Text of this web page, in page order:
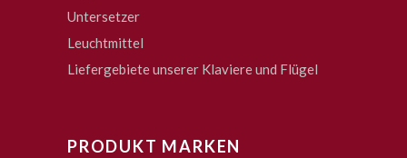
Untersetzer
Leuchtmittel
Liefergebiete unserer Klaviere und Flügel
PRODUKT MARKEN